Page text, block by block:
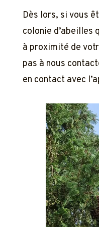
Dès lors, si vous
colonie d’abeilles
à proximité de
pas à nous
en contact avec